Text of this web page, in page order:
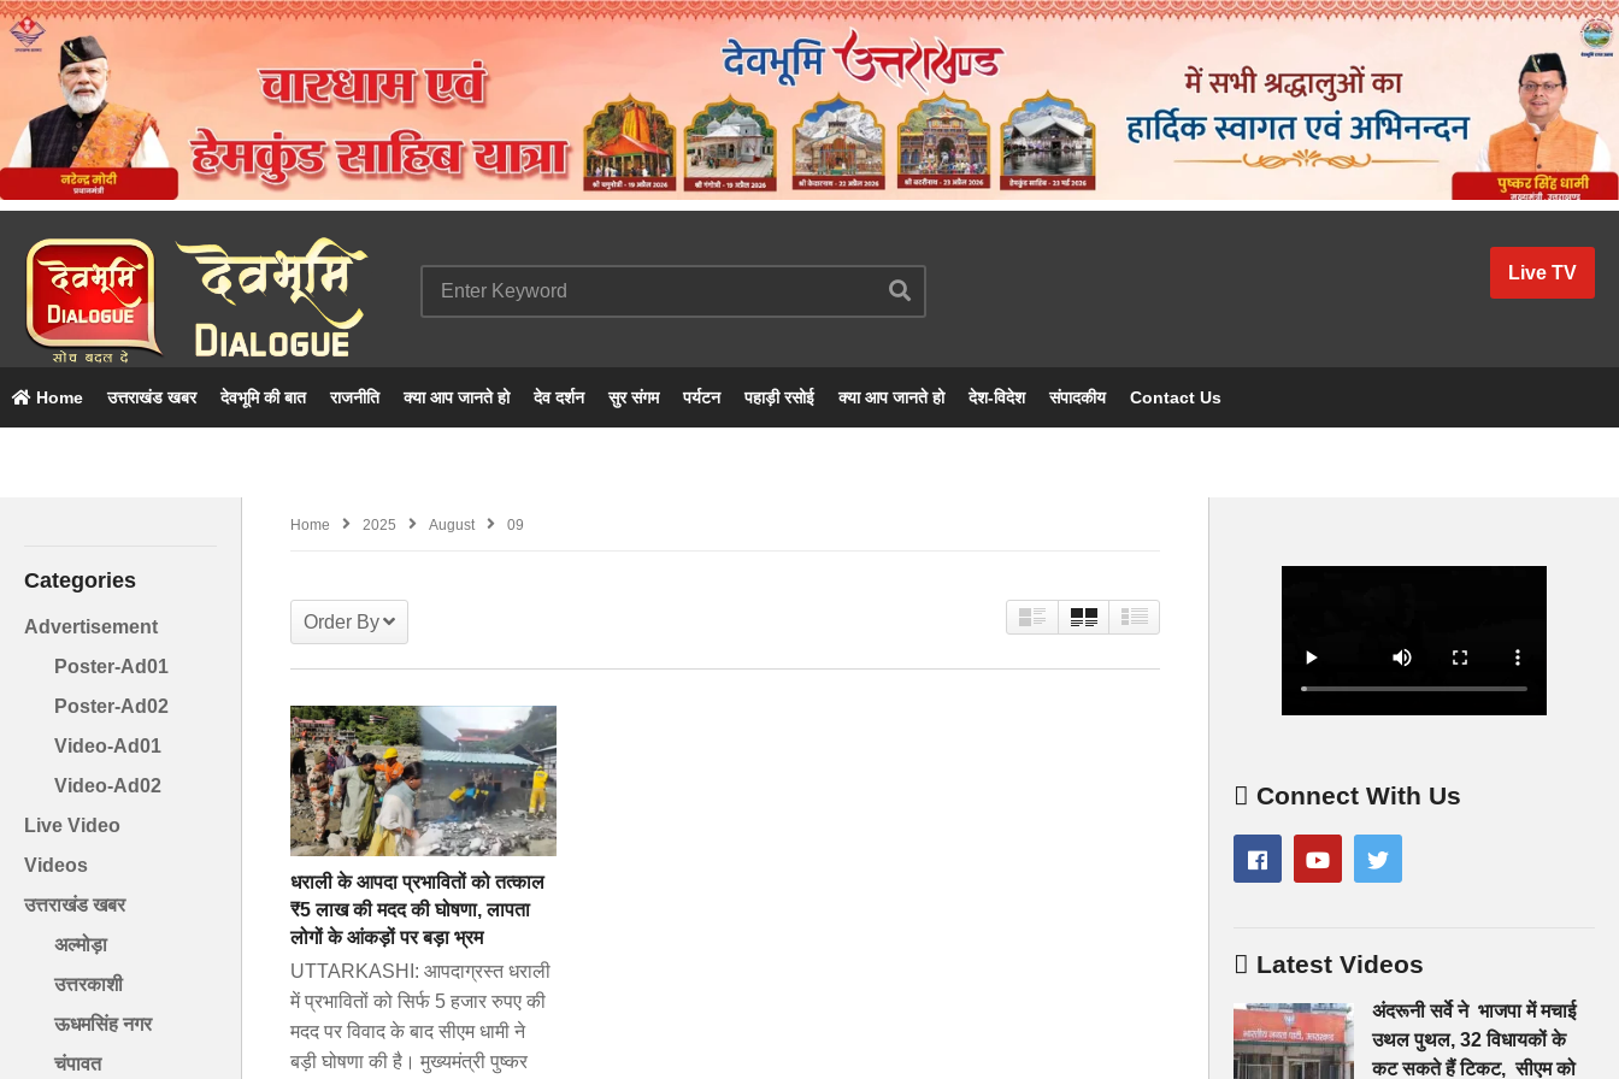
Live TV
Home उत्तराखंड खबर देवभूमि की बात राजनीति क्या आप जानते हो देव दर्शन सुर संगम पर्यटन पहाड़ी रसोई क्या आप जानते हो देश-विदेश संपादकीय Contact Us
Categories
Advertisement
Poster-Ad01
Poster-Ad02
Video-Ad01
Video-Ad02
Live Video
Videos
उत्तराखंड खबर
अल्मोड़ा
उत्तरकाशी
ऊधमसिंह नगर
चंपावत
Home 2025 August 09
Order By
धराली के आपदा प्रभावितों को तत्काल
₹5 लाख की मदद की घोषणा, लापता
लोगों के आंकड़ों पर बड़ा भ्रम
UTTARKASHI: आपदाग्रस्त धराली
में प्रभावितों को सिर्फ 5 हजार रुपए की
मदद पर विवाद के बाद सीएम धामी ने
बड़ी घोषणा की है। मुख्यमंत्री पुष्कर
Connect With Us
Latest Videos
अंदरूनी सर्वे ने भाजपा में मचाई
उथल पुथल, 32 विधायकों के
कट सकते हैं टिकट, सीएम को